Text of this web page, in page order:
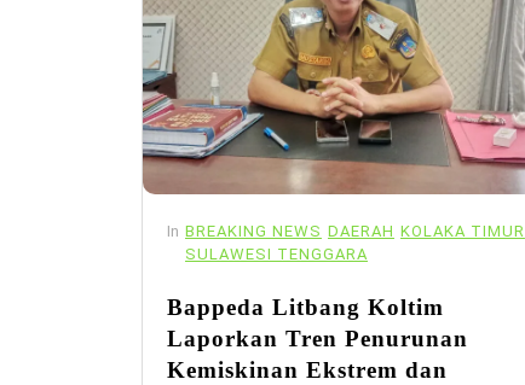
In BREAKING NEWS DAERAH KOLAKA TIMUR
SULAWESI TENGGARA
Bappeda Litbang Koltim
Laporkan Tren Penurunan
Kemiskinan Ekstrem dan